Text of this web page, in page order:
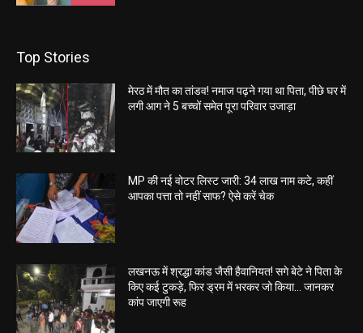
Top Stories
मेरठ में मौत का तांडव! नमाज पढ़ने गया था पिता, पीछे घर में
लगी आग ने 5 बच्चों समेत पूरा परिवार उजाड़ा
MP की नई वोटर लिस्ट जारी: 34 लाख नाम कटे, कहीं
आपका पत्ता तो नहीं साफ? ऐसे करें चेक
लखनऊ में श्रद्धा कांड जैसी हैवानियत! सगे बेटे ने पिता के
किए कई टुकड़े, फिर ड्रम में भरकर जो किया… जानकर
कांप जाएगी रूह